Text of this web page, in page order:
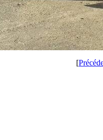
[